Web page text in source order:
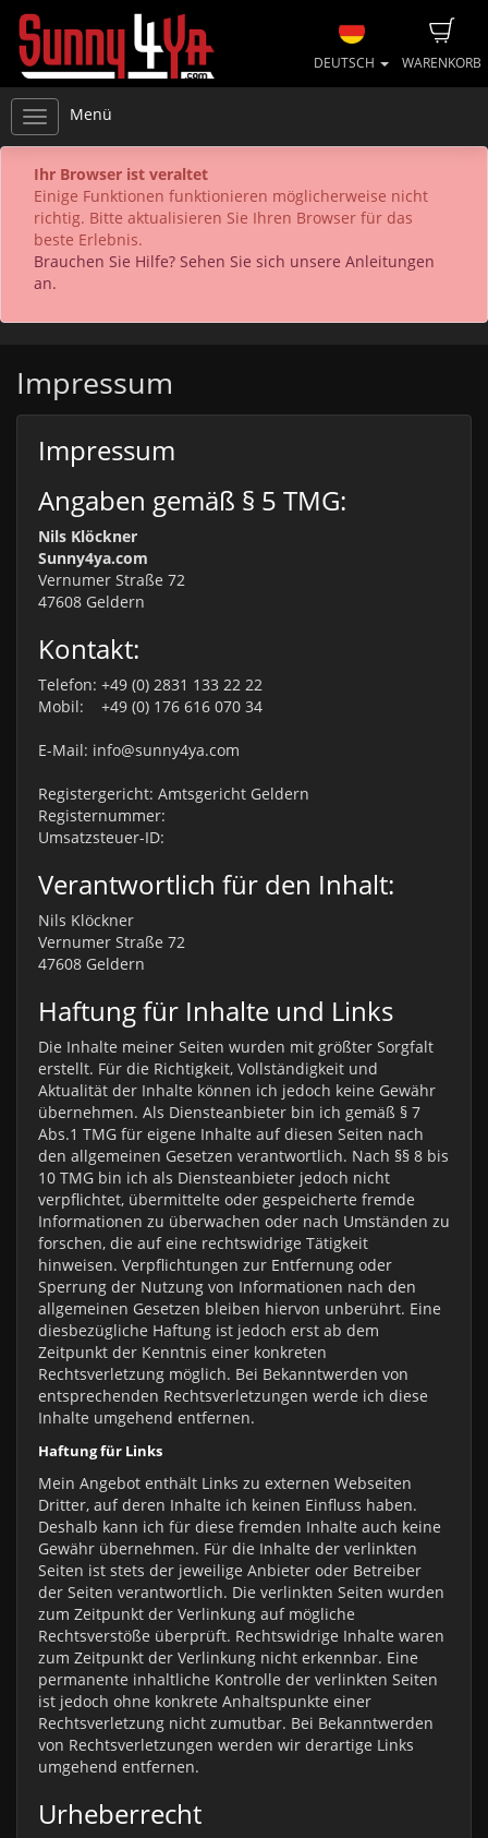
WARENKORB
DEUTSCH
Menü
Ihr Browser ist veraltet
Einige Funktionen funktionieren möglicherweise nicht
richtig. Bitte aktualisieren Sie Ihren Browser für das
beste Erlebnis.
Brauchen Sie Hilfe? Sehen Sie sich unsere Anleitungen
an.
Impressum
Impressum
Angaben gemäß § 5 TMG:
Nils Klöckner
Sunny4ya.com
Vernumer Straße 72
47608 Geldern
Kontakt:
Telefon: +49 (0) 2831 133 22 22
Mobil: +49 (0) 176 616 070 34
E-Mail: info@sunny4ya.com
Registergericht: Amtsgericht Geldern
Registernummer:
Umsatzsteuer-ID:
Verantwortlich für den Inhalt:
Nils Klöckner
Vernumer Straße 72
47608 Geldern
Haftung für Inhalte und Links
Die Inhalte meiner Seiten wurden mit größter Sorgfalt
erstellt. Für die Richtigkeit, Vollständigkeit und
Aktualität der Inhalte können ich jedoch keine Gewähr
übernehmen. Als Diensteanbieter bin ich gemäß § 7
Abs.1 TMG für eigene Inhalte auf diesen Seiten nach
den allgemeinen Gesetzen verantwortlich. Nach §§ 8 bis
10 TMG bin ich als Diensteanbieter jedoch nicht
verpflichtet, übermittelte oder gespeicherte fremde
Informationen zu überwachen oder nach Umständen zu
forschen, die auf eine rechtswidrige Tätigkeit
hinweisen. Verpflichtungen zur Entfernung oder
Sperrung der Nutzung von Informationen nach den
allgemeinen Gesetzen bleiben hiervon unberührt. Eine
diesbezügliche Haftung ist jedoch erst ab dem
Zeitpunkt der Kenntnis einer konkreten
Rechtsverletzung möglich. Bei Bekanntwerden von
entsprechenden Rechtsverletzungen werde ich diese
Inhalte umgehend entfernen.
Haftung für Links
Mein Angebot enthält Links zu externen Webseiten
Dritter, auf deren Inhalte ich keinen Einfluss haben.
Deshalb kann ich für diese fremden Inhalte auch keine
Gewähr übernehmen. Für die Inhalte der verlinkten
Seiten ist stets der jeweilige Anbieter oder Betreiber
der Seiten verantwortlich. Die verlinkten Seiten wurden
zum Zeitpunkt der Verlinkung auf mögliche
Rechtsverstöße überprüft. Rechtswidrige Inhalte waren
zum Zeitpunkt der Verlinkung nicht erkennbar. Eine
permanente inhaltliche Kontrolle der verlinkten Seiten
ist jedoch ohne konkrete Anhaltspunkte einer
Rechtsverletzung nicht zumutbar. Bei Bekanntwerden
von Rechtsverletzungen werden wir derartige Links
umgehend entfernen.
Urheberrecht